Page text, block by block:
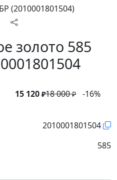
золото 585
15 120 ₽18 000₽ -16%
2010001801504
585